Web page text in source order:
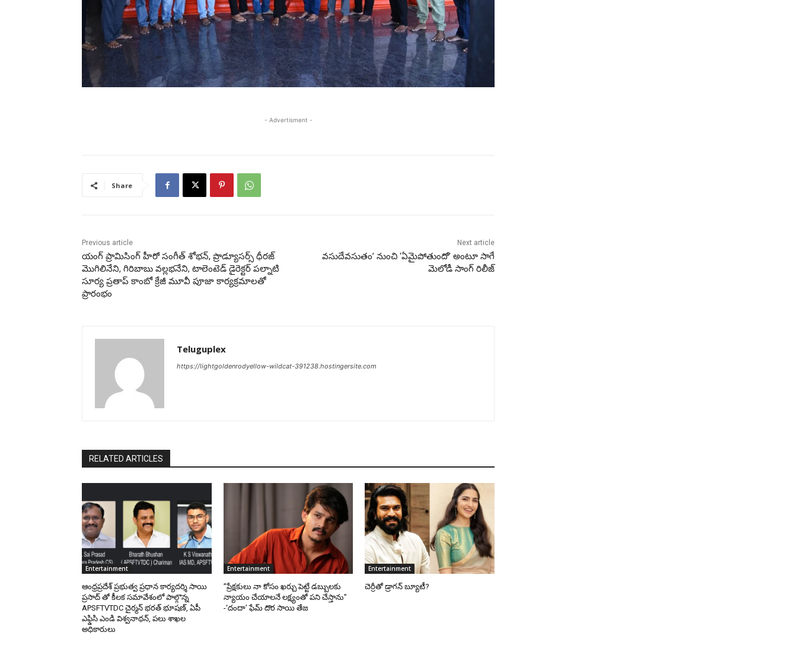
- Advertisment -
Share
Previous article
యంగ్ ప్రామిసింగ్ హీరో సంగీత్ శోభన్, ప్రొడ్యూసర్స్ ధీరజ్
మొగిలినేని, గిరిబాబు వల్లభనేని, టాలెంటెడ్ డైరెక్టర్ పల్నాటి
సూర్య ప్రతాప్ కాంబో క్రేజీ మూవీ పూజా కార్యక్రమాలతో
ప్రారంభం
Next article
వసుదేవసుతం’ నుంచి ‘ఏమైపోతుందో’ అంటూ సాగే
మెలోడీ సాంగ్ రిలీజ్
Teluguplex
https://lightgoldenrodyellow-wildcat-391238.hostingersite.com
RELATED ARTICLES
Entertainment
ఆంధ్రప్రదేశ్ ప్రభుత్వ ప్రధాన కార్యదర్శి సాయి
ప్రసాద్ తో కీలక సమావేశంలో పాల్గొన్న
APSFTVTDC చైర్మన్ భరత్ భూషణ్, ఏపీ
ఎఫ్డిసి ఎండి విశ్వనాథన్, పలు శాఖల
అధికారులు
Entertainment
”ప్రేక్షకులు నా కోసం ఖర్చు పెట్టే డబ్బులకు
న్యాయం చేయాలనే లక్ష్యంతో పని చేస్తాను”
-‘దందా’ ఫేమ్ దొర సాయి తేజ
Entertainment
చెర్రీతో డ్రాగన్ బ్యూటీ?